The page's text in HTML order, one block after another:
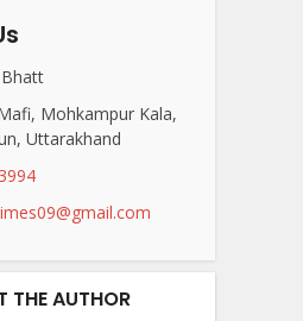
Mohkampur Kala,
Uttarakhand
THE AUTHOR